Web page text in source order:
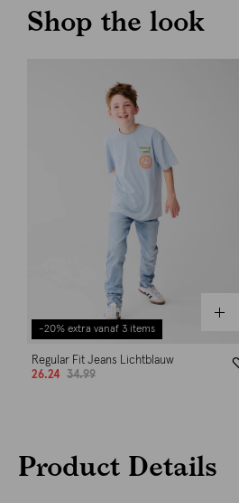
Shop the look
-20% extra vanaf 3 items
Regular Fit Jeans Lichtblauw
26.24
34.99
Product Details